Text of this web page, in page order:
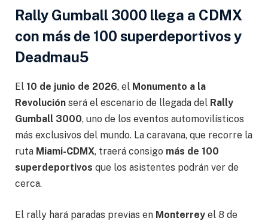
Rally Gumball 3000 llega a CDMX
con más de 100 superdeportivos y
Deadmau5
El 10 de junio de 2026, el Monumento a la
Revolución será el escenario de llegada del Rally
Gumball 3000, uno de los eventos automovilísticos
más exclusivos del mundo. La caravana, que recorre la
ruta Miami-CDMX, traerá consigo más de 100
superdeportivos que los asistentes podrán ver de
cerca.
El rally hará paradas previas en Monterrey el 8 de